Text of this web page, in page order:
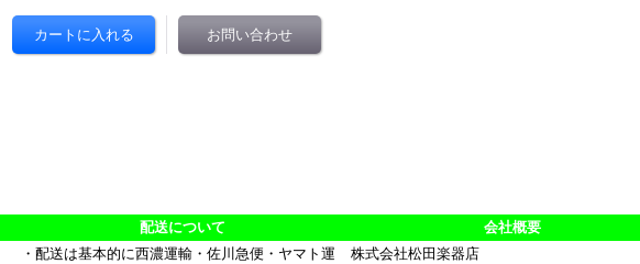
配送について
会社概要
・配送は基本的に西濃運輸・佐川急便・ヤマト運
株式会社松田楽器店